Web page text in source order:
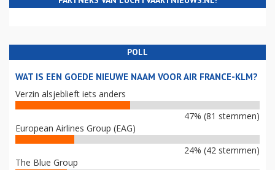
POLL
WAT IS EEN GOEDE NIEUWE NAAM VOOR AIR FRANCE-KLM?
Verzin alsjeblieft iets anders
47% (81 stemmen)
European Airlines Group (EAG)
24% (42 stemmen)
The Blue Group